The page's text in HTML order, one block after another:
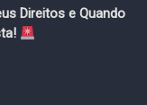
Direitos e Quando